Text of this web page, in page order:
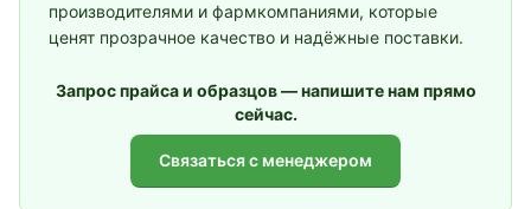
производителями и фармкомпаниями, которые
ценят прозрачное качество и надёжные поставки.
Запрос прайса и образцов — напишите нам прямо
сейчас.
Связаться с менеджером